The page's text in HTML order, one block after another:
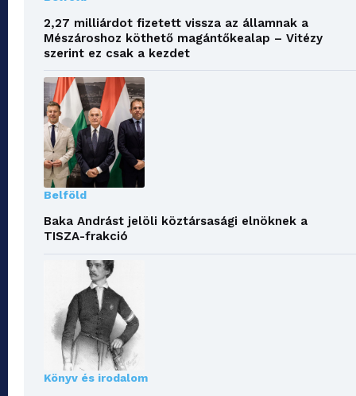
2,27 milliárdot fizetett vissza az államnak a
Mészároshoz köthető magántőkealap – Vitézy
szerint ez csak a kezdet
Belföld
Baka Andrást jelöli köztársasági elnöknek a
TISZA-frakció
Könyv és irodalom